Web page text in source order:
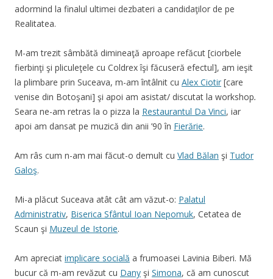
adormind la finalul ultimei dezbateri a candidaţilor de pe
Realitatea.
M-am trezit sâmbătă dimineaţă aproape refăcut [ciorbele
fierbinţi şi pliculeţele cu Coldrex îşi făcuseră efectul], am ieşit
la plimbare prin Suceava, m-am întâlnit cu Alex Ciotir [care
venise din Botoşani] şi apoi am asistat/ discutat la workshop.
Seara ne-am retras la o pizza la Restaurantul Da Vinci, iar
apoi am dansat pe muzică din anii ’90 în Fierărie.
Am râs cum n-am mai făcut-o demult cu Vlad Bălan şi Tudor
Galoş.
Mi-a plăcut Suceava atât cât am văzut-o: Palatul
Administrativ, Biserica Sfântul Ioan Nepomuk, Cetatea de
Scaun şi Muzeul de Istorie.
Am apreciat implicare socială a frumoasei Lavinia Biberi. Mă
bucur că m-am revăzut cu Dany şi Simona, că am cunoscut